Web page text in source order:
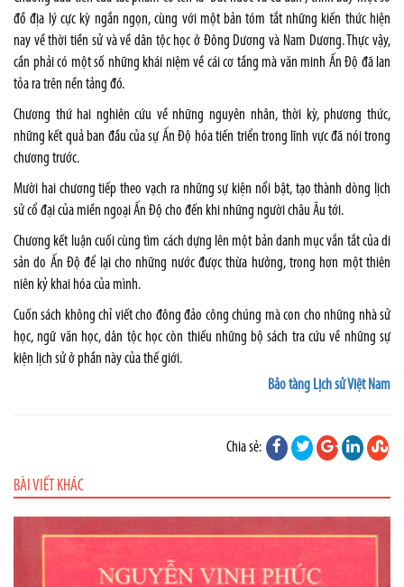
đồ địa lý cực kỳ ngắn ngọn, cùng với một bản tóm tắt những kiến thức hiện
nay về thời tiền sử và về dân tộc học ở Đông Dương và Nam Dương. Thực vậy,
cần phải có một số những khái niệm về cái cơ tầng mà văn minh Ấn Độ đã lan
tỏa ra trên nền tảng đó.
Chương thứ hai nghiên cứu về những nguyên nhân, thời kỳ, phương thức,
những kết quả ban đầu của sự Ấn Độ hóa tiến triển trong lĩnh vực đã nói trong
chương trước.
Mười hai chương tiếp theo vạch ra những sự kiện nổi bật, tạo thành dòng lịch
sử cổ đại của miền ngoại Ấn Độ cho đến khi những người châu Âu tới.
Chương kết luận cuối cùng tìm cách dựng lên một bản danh mục vắn tắt của di
sản do Ấn Độ để lại cho những nước được thừa hưởng, trong hơn một thiên
niên kỷ khai hóa của mình.
Cuốn sách không chỉ viết cho đông đảo công chúng mà con cho những nhà sử
học, ngữ văn học, dân tộc học còn thiếu những bộ sách tra cứu về những sự
kiện lịch sử ở phần này của thế giới.
Bảo tàng Lịch sử Việt Nam
Chia sẻ:
BÀI VIẾT KHÁC